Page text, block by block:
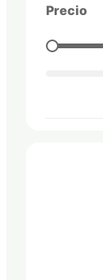
Precio
Precio